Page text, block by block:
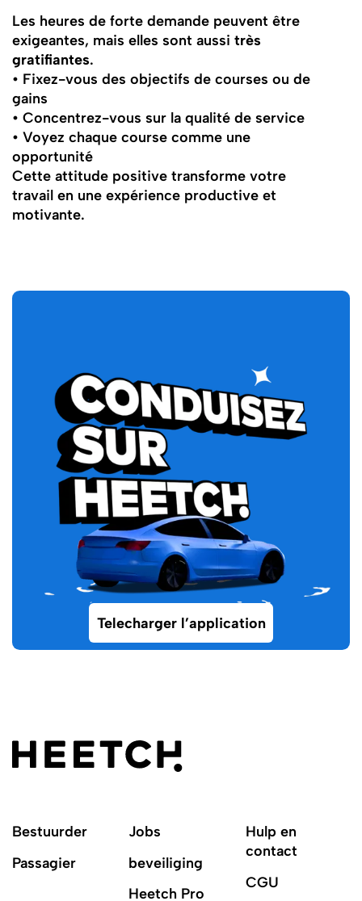
Telecharger l’application
Les heures de forte demande peuvent être
exigeantes, mais elles sont aussi très
gratifiantes.
• Fixez-vous des objectifs de courses ou de
gains
• Concentrez-vous sur la qualité de service
• Voyez chaque course comme une
opportunité
Cette attitude positive transforme votre
travail en une expérience productive et
motivante.
Bestuurder
Passagier
Jobs
beveiliging
Heetch Pro
Hulp en
contact
CGU